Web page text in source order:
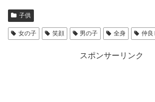
子供
女の子 笑顔 男の子 全身 仲良
スポンサーリンク